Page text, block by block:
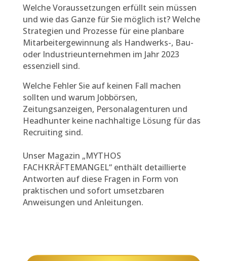
Welche Voraussetzungen erfüllt sein müssen
und wie das Ganze für Sie möglich ist? Welche
Strategien und Prozesse für eine planbare
Mitarbeitergewinnung als Handwerks-, Bau-
oder Industrieunternehmen im Jahr 2023
essenziell sind.
Welche Fehler Sie auf keinen Fall machen
sollten und warum Jobbörsen,
Zeitungsanzeigen, Personalagenturen und
Headhunter keine nachhaltige Lösung für das
Recruiting sind.
Unser Magazin „MYTHOS
FACHKRÄFTEMANGEL“ enthält detaillierte
Antworten auf diese Fragen in Form von
praktischen und sofort umsetzbaren
Anweisungen und Anleitungen.